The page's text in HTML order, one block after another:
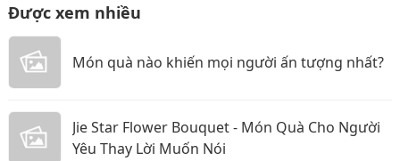
Được xem nhiều
Món quà nào khiến mọi người ấn tượng nhất?
Jie Star Flower Bouquet - Món Quà Cho Người
Yêu Thay Lời Muốn Nói